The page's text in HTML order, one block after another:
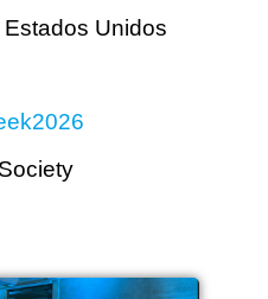
Unidos